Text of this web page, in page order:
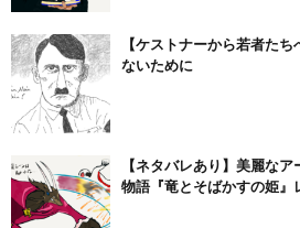
【ケストナーから若者た
ないために
【ネタバレあり】美麗な
物語『竜とそばかすの姫』